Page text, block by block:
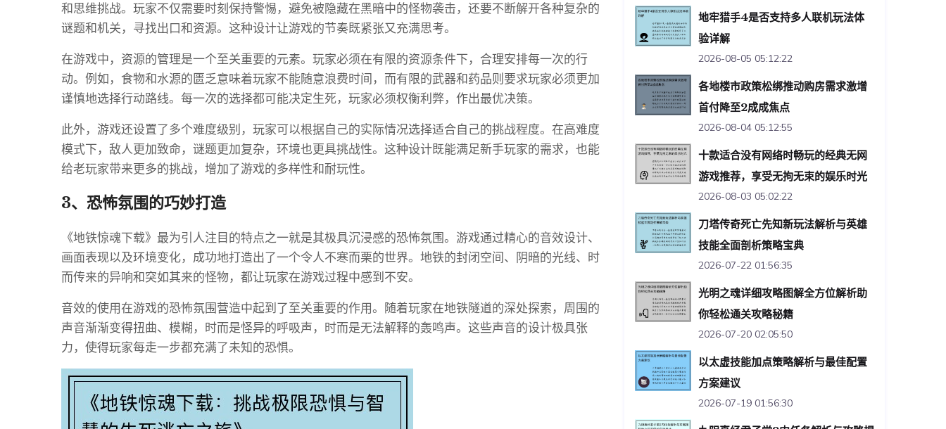
和思维挑战。玩家不仅需要时刻保持警惕，避免被隐藏在黑暗中的怪物袭击，还要不断解开各种复杂的
谜题和机关，寻找出口和资源。这种设计让游戏的节奏既紧张又充满思考。
在游戏中，资源的管理是一个至关重要的元素。玩家必须在有限的资源条件下，合理安排每一次的行
动。例如，食物和水源的匮乏意味着玩家不能随意浪费时间，而有限的武器和药品则要求玩家必须更加
谨慎地选择行动路线。每一次的选择都可能决定生死，玩家必须权衡利弊，作出最优决策。
此外，游戏还设置了多个难度级别，玩家可以根据自己的实际情况选择适合自己的挑战程度。在高难度
模式下，敌人更加致命，谜题更加复杂，环境也更具挑战性。这种设计既能满足新手玩家的需求，也能
给老玩家带来更多的挑战，增加了游戏的多样性和耐玩性。
3、恐怖氛围的巧妙打造
《地铁惊魂下载》最为引人注目的特点之一就是其极具沉浸感的恐怖氛围。游戏通过精心的音效设计、
画面表现以及环境变化，成功地打造出了一个令人不寒而栗的世界。地铁的封闭空间、阴暗的光线、时
而传来的异响和突如其来的怪物，都让玩家在游戏过程中感到不安。
音效的使用在游戏的恐怖氛围营造中起到了至关重要的作用。随着玩家在地铁隧道的深处探索，周围的
声音渐渐变得扭曲、模糊，时而是怪异的呼吸声，时而是无法解释的轰鸣声。这些声音的设计极具张
力，使得玩家每走一步都充满了未知的恐惧。
地牢猎手4是否支持多人联机玩法体
验详解
2026-08-05 05:12:22
各地楼市政策松绑推动购房需求激增
首付降至2成成焦点
2026-08-04 05:12:55
十款适合没有网络时畅玩的经典无网
游戏推荐，享受无拘无束的娱乐时光
2026-08-03 05:02:22
刀塔传奇死亡先知新玩法解析与英雄
技能全面剖析策略宝典
2026-07-22 01:56:35
光明之魂详细攻略图解全方位解析助
你轻松通关攻略秘籍
2026-07-20 02:05:50
以太虚技能加点策略解析与最佳配置
方案建议
2026-07-19 01:56:30